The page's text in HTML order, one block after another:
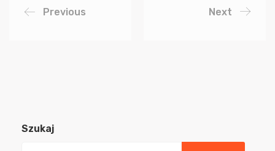
Previous Next
Szukaj